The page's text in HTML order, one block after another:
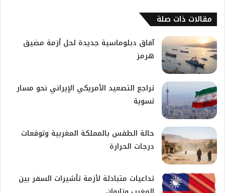
مقالات ذات صلة
آفاق دبلوماسية جديدة لحل أزمة مضيق
هرمز
تراجع التصعيد الأمريكي الإيراني نحو مسار
تسوية
حالة الطقس بالمملكة المغربية وتوقعات
درجات الحرارة
تداعيات متبادلة لأزمة تأشيرات السفر بين